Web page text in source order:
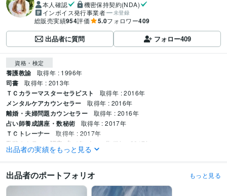
本人確認
機密保持契約(NDA)
インボイス発行事業者
未登録
総販売実績954評価 5.0フォロワー409
出品者に質問 フォロー409
資格・検定
養護教諭 取得年 : 1996年
司書 取得年 : 2013年
ＴＣカラーマスターセラピスト 取得年 : 2016年
メンタルケアカウンセラー 取得年 : 2016年
離婚・夫婦問題カウンセラー 取得年 : 2016年
占い師養成講座・数秘術 取得年 : 2017年
ＴＣトレーナー 取得年 : 2017年
数秘＆カラー 認定プレゼンター 取得年 : 2017年
笑顔のコーチングファシリテーター
食品衛生責任者 取得年 : 2021年
出品者の実績をもっと見る
出品者のポートフォリオ もっと見る